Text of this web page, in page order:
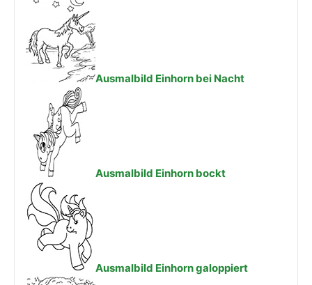
Ausmalbild Einhorn bei Nacht
Ausmalbild Einhorn bockt
Ausmalbild Einhorn galoppiert